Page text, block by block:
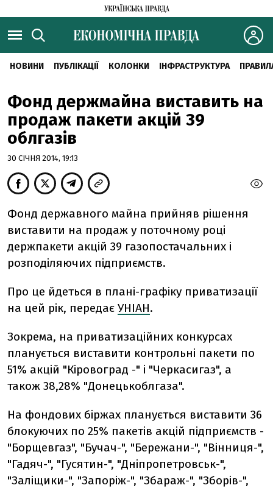
НОВИНИ ПУБЛІКАЦІЇ КОЛОНКИ ІНФРАСТРУКТУРА
Фонд держмайна виставить на
продаж пакети акцій 39
облгазів
30 СІЧНЯ 2014, 19:13
Фонд державного майна прийняв рішення
виставити на продаж у поточному році
держпакети акцій 39 газопостачальних і
розподіляючих підприємств.
Про це йдеться в плані-графіку приватизації
на цей рік, передає УНІАН.
Зокрема, на приватизаційних конкурсах
планується виставити контрольні пакети по
51% акцій "Кіровоград -" і "Черкасигаз", а
також 38,28% "Донецькоблгаза".
На фондових біржах планується виставити 36
блокуючих по 25% пакетів акцій підприємств -
"Борщевгаз", "Бучач-", "Бережани-", "Вінниця-",
"Гадяч-", "Гусятин-", "Дніпропетровськ-",
"Заліщики-", "Запоріж-", "Збараж-", "Зборів-",